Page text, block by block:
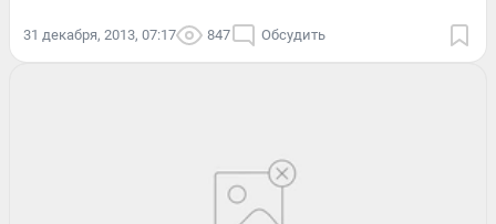
31 декабря, 2013, 07:17 847 Обсудить